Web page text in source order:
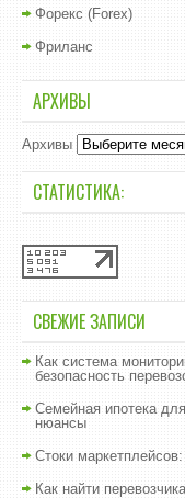
Форекс (Forex)
Фриланс
АРХИВЫ
Архивы
СТАТИСТИКА:
СВЕЖИЕ ЗАПИСИ
Как система
безопасность
Семейная ипотека
нюансы
Стоки
Как найти